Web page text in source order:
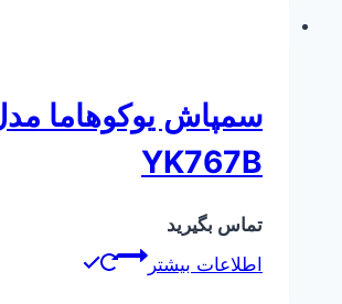
سمپاش یوکوهاما
YK767B
تماس بگیرید
اطلاعات بیشتر